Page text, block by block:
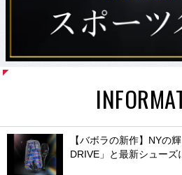
【バボラの新作】NYの
DRIVE」と最新シュー